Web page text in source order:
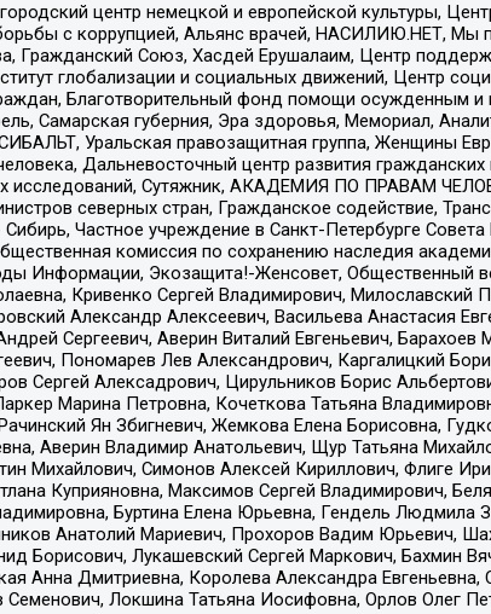
центр немецкой и европейской культуры,
с коррупцией, Альянс врачей, НАСИЛИЮ.НЕТ, Мы
Гражданский Союз, Хасдей Ерушалаим, Центр
глобализации и социальных движений, Центр
Благотворительный фонд помощи осужденным и
Самарская губерния, Эра здоровья, Мемориал,
Уральская правозащитная группа, Женщины
Дальневосточный центр развития гражданских
исследований, Сутяжник, АКАДЕМИЯ ПО ПРАВАМ
северных стран, Гражданское содействие,
Частное учреждение в Санкт-Петербурге
комиссия по сохранению наследия
Информации, Экозащита!-Женсовет, Общественный
Кривенко Сергей Владимирович,
Александр Алексеевич, Васильева Анастасия
Сергеевич, Аверин Виталий Евгеньевич,
Пономарев Лев Александрович, Каргалицкий
Сергей Алексадрович, Цирульников Борис
Марина Петровна, Кочеткова Татьяна
Ян Збигневич, Жемкова Елена Борисовна,
Аверин Владимир Анатольевич, Щур Татьяна
Михайлович, Симонов Алексей Кириллович, Флиге
Куприяновна, Максимов Сергей Владимирович,
Буртина Елена Юрьевна, Гендель Людмила
Анатолий Мариевич, Прохоров Вадим Юрьевич,
Борисович, Лукашевский Сергей Маркович, Бахмин
Анна Дмитриевна, Королева Александра
Локшина Татьяна Иосифовна, Орлов Олег